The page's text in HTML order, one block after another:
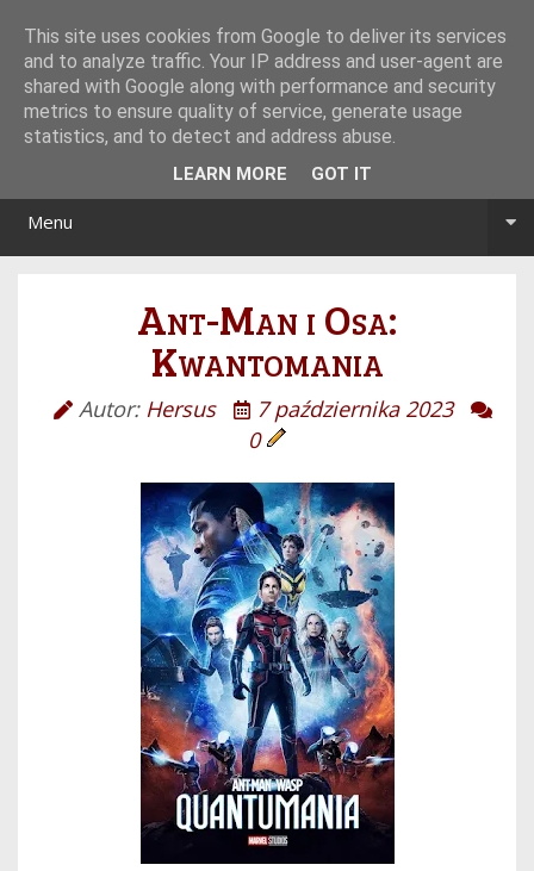
Menu
Ant-Man i Osa:
Kwantomania
Autor: Hersus
7 października 2023
0
This site uses cookies from Google to deliver its services
and to analyze traffic. Your IP address and user-agent are
shared with Google along with performance and security
metrics to ensure quality of service, generate usage
statistics, and to detect and address abuse.
LEARN MORE GOT IT